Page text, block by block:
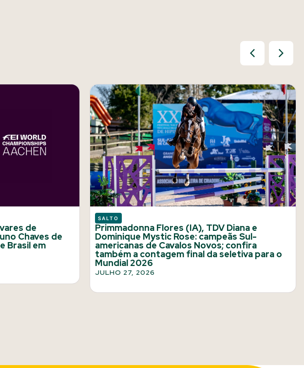
de
Chaves de
Brasil em
SALTO
Primmadonna Flores (IA), TDV Diana e
Dominique Mystic Rose: campeãs Sul-
americanas de Cavalos Novos; confira
também a contagem final da seletiva para o
Mundial 2026
JULHO 27, 2026